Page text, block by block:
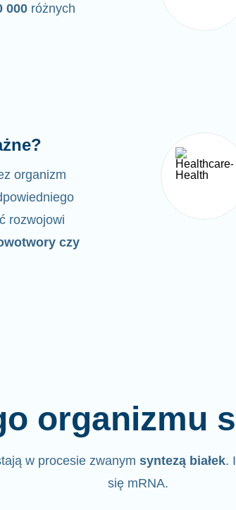
000różnych
organizm
rozwojowi
czy
organizmu
w procesie zwanym syntezą białek.
się mRNA.